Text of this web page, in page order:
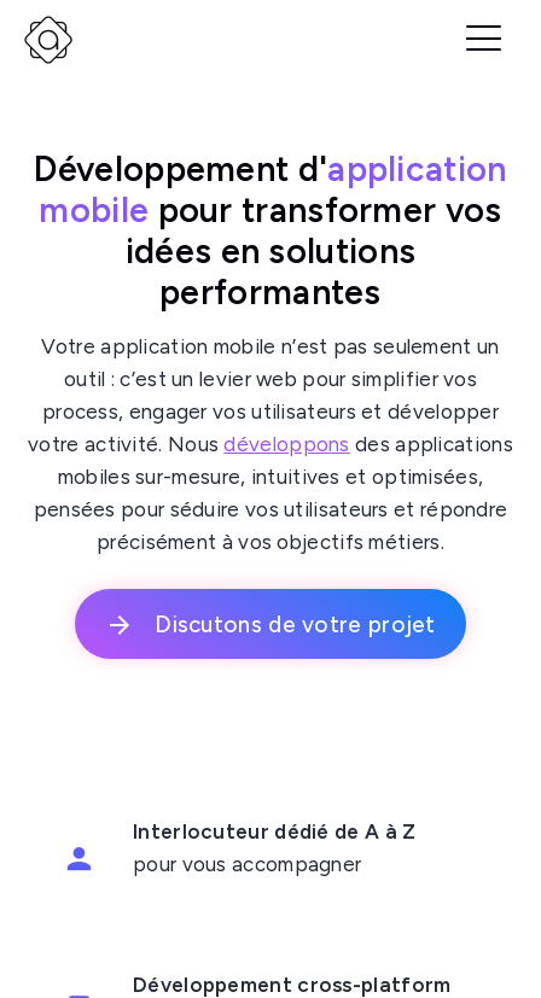
Développement d'application
mobile pour transformer vos
idées en solutions
performantes
Votre application mobile n’est pas seulement un
outil : c’est un levier web pour simplifier vos
process, engager vos utilisateurs et développer
votre activité. Nousdéveloppons des applications
mobiles sur-mesure, intuitives et optimisées,
pensées pour séduire vos utilisateurs et répondre
précisément à vos objectifs métiers.
Discutons de votre projet
Interlocuteur dédié de A à Z
pour vous accompagner
Développement cross-platform